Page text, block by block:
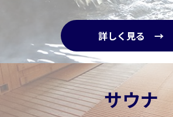
詳しく見る →
サウナ